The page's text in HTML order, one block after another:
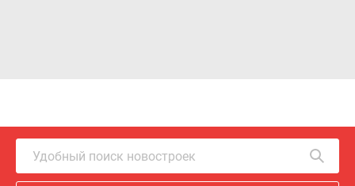
Удобный поиск новостроек